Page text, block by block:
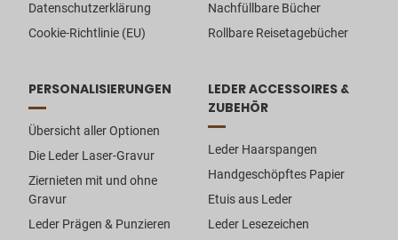
Datenschutzerklärung
Cookie-Richtlinie (EU)
Nachfüllbare Bücher
Rollbare Reisetagebücher
PERSONALISIERUNGEN
Übersicht aller Optionen
Die Leder Laser-Gravur
Ziernieten mit und ohne
Gravur
Leder Prägen & Punzieren
LEDER ACCESSOIRES &
ZUBEHÖR
Leder Haarspangen
Handgeschöpftes Papier
Etuis aus Leder
Leder Lesezeichen